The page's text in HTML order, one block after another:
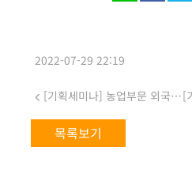
2022-07-29 22:19
[기획세미나] 농업부문 외국인력 제도 현황과 이슈: 단기 계절근로자 제도의 부활?! (사전등록 ~8/16)
목록보기